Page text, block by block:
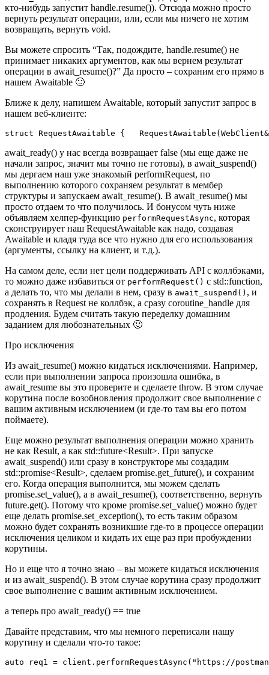
кто-нибудь запустит handle.resume()). Отсюда можно просто
вернуть результат операции, или, если мы ничего не хотим
возвращать, вернуть void.
Вы можете спросить “Так, подождите, handle.resume() не
принимает никаких аргументов, как мы вернем результат
операции в await_resume()?” Да просто – сохраним его прямо в
нашем Awaitable 🙂
Ближе к делу, напишем Awaitable, который запустит запрос в
нашем веб-клиенте:
struct RequestAwaitable {
await_ready() у нас всегда возвращает false (мы еще даже не
начали запрос, значит мы точно не готовы), в await_suspend()
мы дергаем наш уже знакомый performRequest, по
выполнению которого сохраняем результат в мембер
структуры и запускаем await_resume(). В await_resume() мы
просто отдаем то что получилось. И бонусом чуть ниже
объявляем хелпер-функцию performRequestAsync, которая
сконструирует наш RequestAwaitable как надо, создавая
Awaitable и кладя туда все что нужно для его использования
(аргументы, ссылку на клиент, и т.д.).
На самом деле, если нет цели поддерживать API с коллбэками,
то можно даже избавиться от performRequest() c std::function,
а делать то, что мы делали в нем, сразу в await_suspend() , и
сохранять в Request не коллбэк, а сразу coroutine_handle для
продления. Будем считать такую переделку домашним
заданием для любознательных 🙂
Про исключения
Из await_resume() можно кидаться исключениями. Например,
если при выполнении запроса произошла ошибка, в
await_resume вы это проверите и сделаете throw. В этом случае
корутина после возобновления продолжит свое выполнение с
вашим активным исключением (и где-то там вы его потом
поймаете).
Еще можно результат выполнения операции можно хранить
не как Result, а как std::future<Result>. При запуске
await_suspend() или сразу в конструкторе мы создадим
std::promise<Result>, сделаем promise.get_future(), и сохраним
его. Когда операция выполнится, мы можем сделать
promise.set_value(), а в await_resume(), соответственно, вернуть
future.get(). Потому что кроме promise.set_value() можно будет
еще делать promise.set_exception(), то есть таким образом
можно будет сохранять возникшие где-то в процессе операции
исключения целиком и кидать их еще раз при пробуждении
корутины.
Но и еще что я точно знаю – вы можете кидаться исключения
и из await_suspend(). В этом случае корутина сразу продолжит
свое выполнение с вашим активным исключением.
а теперь про await_ready() == true
Давайте представим, что мы немного переписали нашу
корутину и сделали что-то такое:
auto req1 = client.performRequestAsync("https://